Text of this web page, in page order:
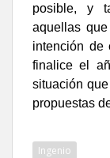
posible, y
aquellas
intención de
finalice el
situación
propuestas
Ingenio